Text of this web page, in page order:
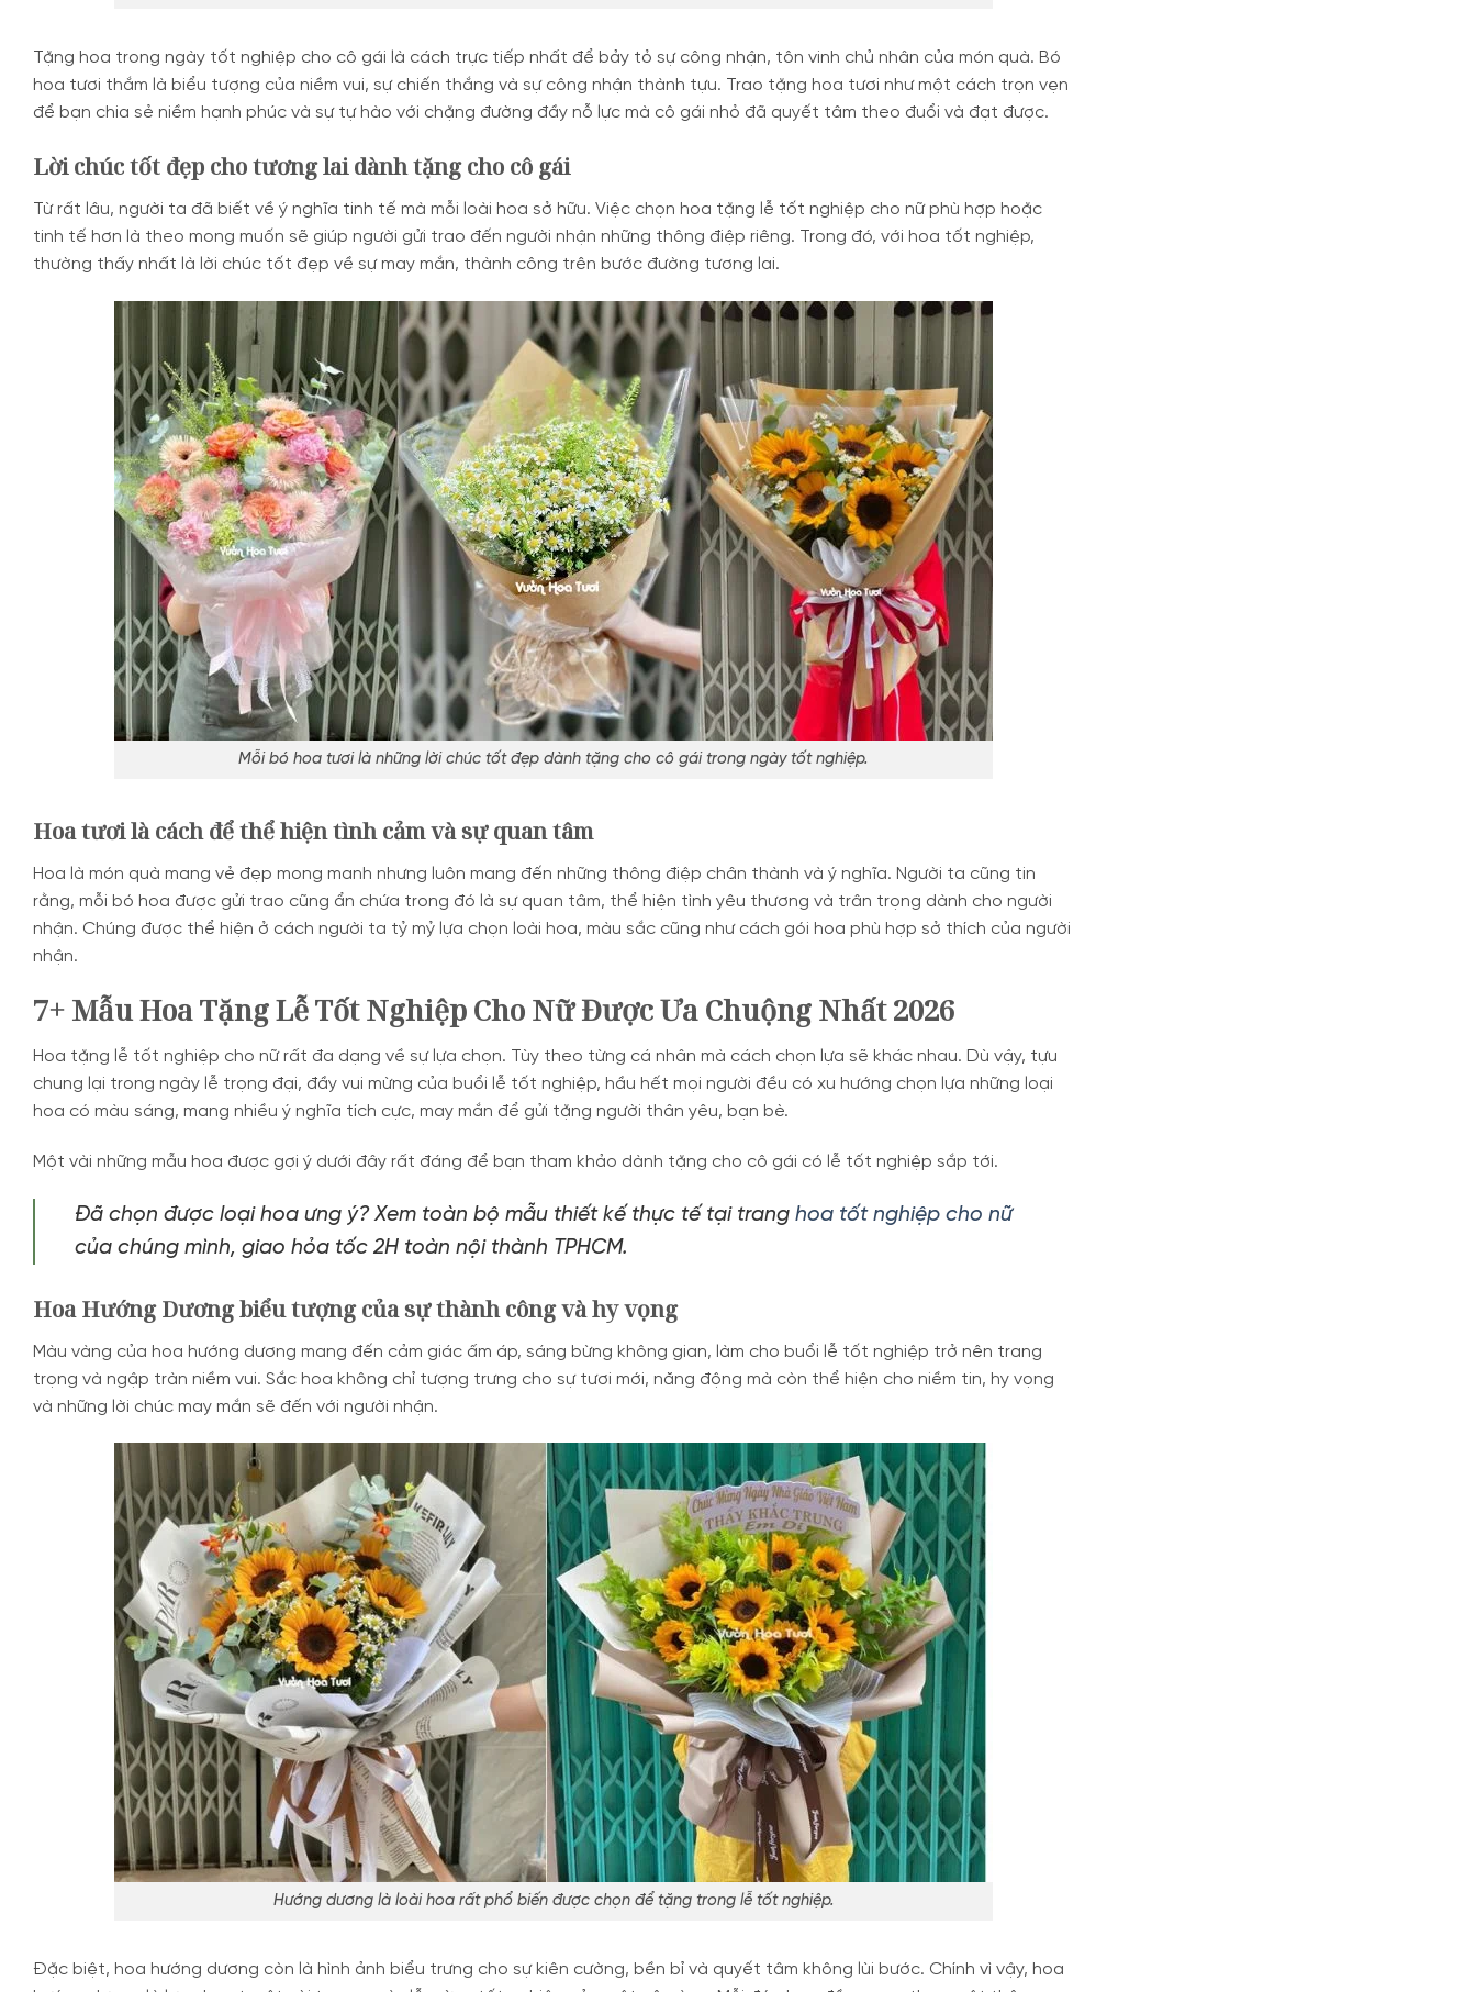
Tặng hoa trong ngày tốt nghiệp cho cô gái là cách trực tiếp nhất để bảy tỏ sự công nhận, tôn vinh chủ nhân của món quà. Bó
hoa tươi thắm là biểu tượng của niềm vui, sự chiến thắng và sự công nhận thành tựu. Trao tặng hoa tươi như một cách trọn vẹn
để bạn chia sẻ niềm hạnh phúc và sự tự hào với chặng đường đầy nỗ lực mà cô gái nhỏ đã quyết tâm theo đuổi và đạt được.
Lời chúc tốt đẹp cho tương lai dành tặng cho cô gái
Từ rất lâu, người ta đã biết về ý nghĩa tinh tế mà mỗi loài hoa sở hữu. Việc chọn hoa tặng lễ tốt nghiệp cho nữ phù hợp hoặc
tinh tế hơn là theo mong muốn sẽ giúp người gửi trao đến người nhận những thông điệp riêng. Trong đó, với hoa tốt nghiệp,
thường thấy nhất là lời chúc tốt đẹp về sự may mắn, thành công trên bước đường tương lai.
Mỗi bó hoa tươi là những lời chúc tốt đẹp dành tặng cho cô gái trong ngày tốt nghiệp.
Hoa tươi là cách để thể hiện tình cảm và sự quan tâm
Hoa là món quà mang vẻ đẹp mong manh nhưng luôn mang đến những thông điệp chân thành và ý nghĩa. Người ta cũng tin
rằng, mỗi bó hoa được gửi trao cũng ẩn chứa trong đó là sự quan tâm, thể hiện tình yêu thương và trân trọng dành cho người
nhận. Chúng được thể hiện ở cách người ta tỷ mỷ lựa chọn loài hoa, màu sắc cũng như cách gói hoa phù hợp sở thích của người
nhận.
7+ Mẫu Hoa Tặng Lễ Tốt Nghiệp Cho Nữ Được Ưa Chuộng Nhất 2026
Hoa tặng lễ tốt nghiệp cho nữ rất đa dạng về sự lựa chọn. Tùy theo từng cá nhân mà cách chọn lựa sẽ khác nhau. Dù vậy, tựu
chung lại trong ngày lễ trọng đại, đầy vui mừng của buổi lễ tốt nghiệp, hầu hết mọi người đều có xu hướng chọn lựa những loại
hoa có màu sáng, mang nhiều ý nghĩa tích cực, may mắn để gửi tặng người thân yêu, bạn bè.
Một vài những mẫu hoa được gợi ý dưới đây rất đáng để bạn tham khảo dành tặng cho cô gái có lễ tốt nghiệp sắp tới.
Đã chọn được loại hoa ưng ý? Xem toàn bộ mẫu thiết kế thực tế tại trang hoa tốt nghiệp cho nữ
của chúng mình, giao hỏa tốc 2H toàn nội thành TPHCM.
Hoa Hướng Dương biểu tượng của sự thành công và hy vọng
Màu vàng của hoa hướng dương mang đến cảm giác ấm áp, sáng bừng không gian, làm cho buổi lễ tốt nghiệp trở nên trang
trọng và ngập tràn niềm vui. Sắc hoa không chỉ tượng trưng cho sự tươi mới, năng động mà còn thể hiện cho niềm tin, hy vọng
và những lời chúc may mắn sẽ đến với người nhận.
Hướng dương là loài hoa rất phổ biến được chọn để tặng trong lễ tốt nghiệp.
Đặc biệt, hoa hướng dương còn là hình ảnh biểu trưng cho sự kiên cường, bền bỉ và quyết tâm không lùi bước. Chính vì vậy, hoa